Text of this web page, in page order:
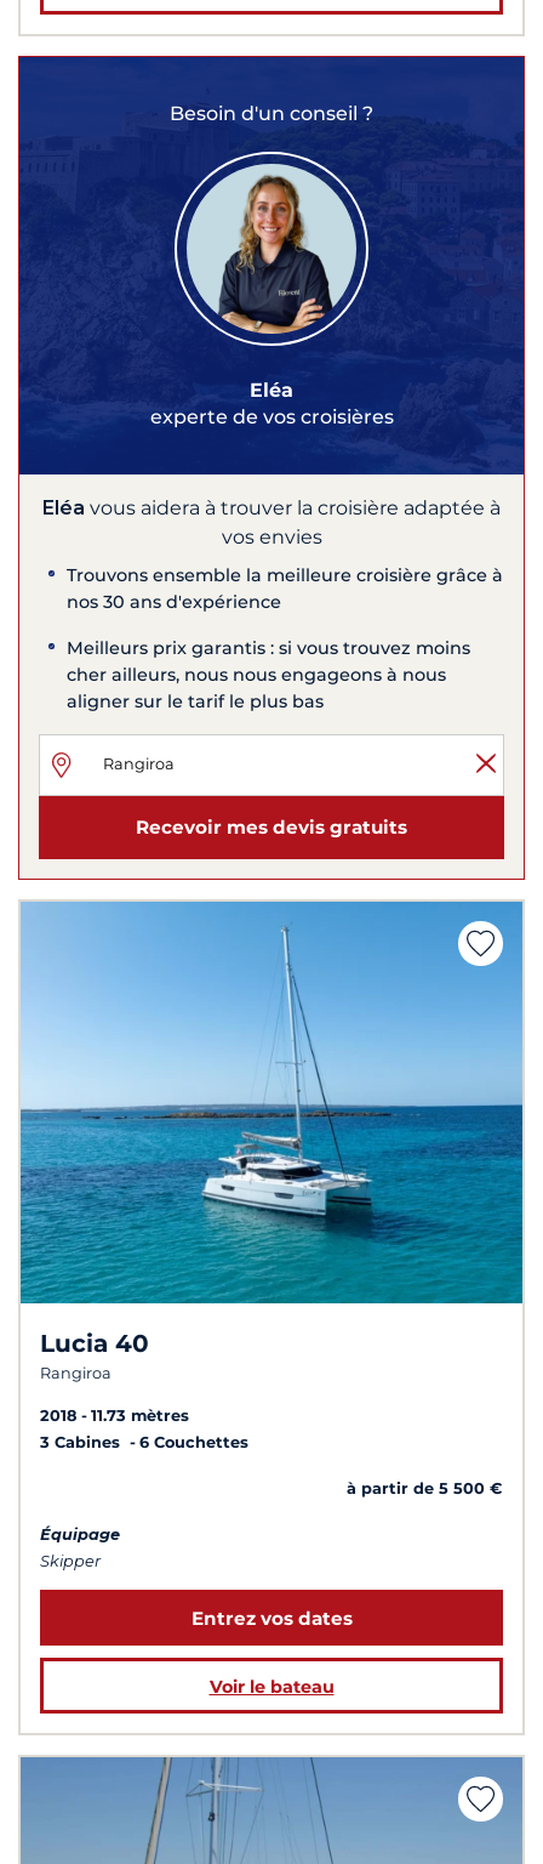
Besoin d'un conseil ?
Eléa
experte de vos croisières
Eléa vous aidera à trouver la croisière adaptée à
vos envies
Trouvons ensemble la meilleure croisière grâce à
nos 30 ans d'expérience
Meilleurs prix garantis : si vous trouvez moins
cher ailleurs, nous nous engageons à nous
aligner sur le tarif le plus bas
Recevoir mes devis gratuits
Lucia 40
Rangiroa
2018
11.73 mètres
3 Cabines
6 Couchettes
à partir de 5 500 €
Équipage
Skipper
Entrez vos dates
Voir le bateau